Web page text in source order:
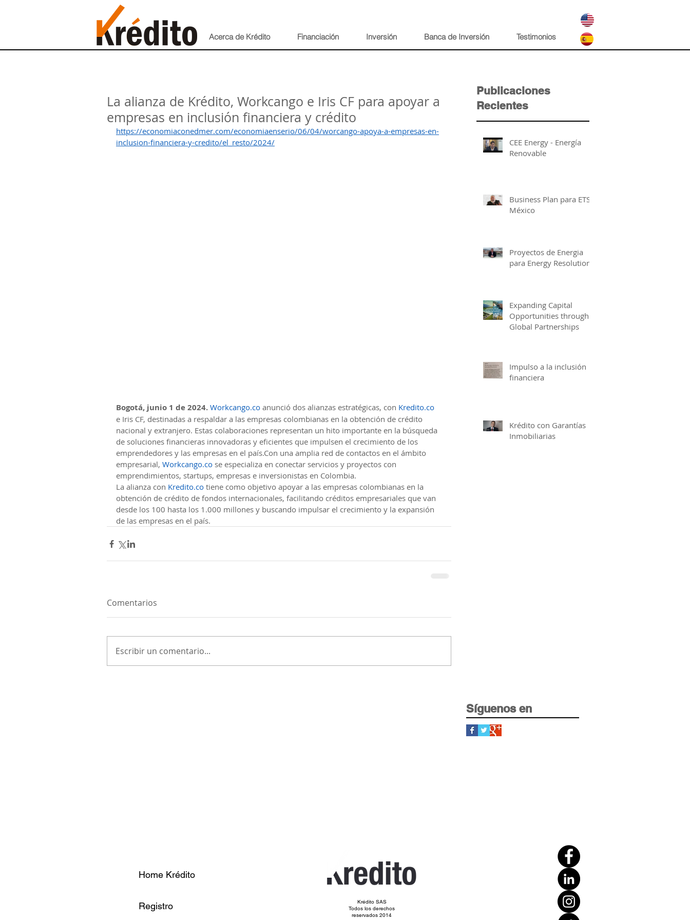
Acerca de Krédito Financiación Inversión Banca de Inversión Testimonios
La alianza de Krédito, Workcango e Iris CF para apoyar a
empresas en inclusión financiera y crédito
https://economiaconedmer.com/economiaenserio/06/04/worcango-apoya-a-empresas-en-
inclusion-financiera-y-credito/el_resto/2024/
Bogotá, junio 1 de 2024. Workcango.co anunció dos alianzas estratégicas, con Kredito.co
e Iris CF, destinadas a respaldar a las empresas colombianas en la obtención de crédito
nacional y extranjero. Estas colaboraciones representan un hito importante en la búsqueda
de soluciones financieras innovadoras y eficientes que impulsen el crecimiento de los
emprendedores y las empresas en el país.Con una amplia red de contactos en el ámbito
empresarial, Workcango.co se especializa en conectar servicios y proyectos con
emprendimientos, startups, empresas e inversionistas en Colombia.
La alianza con Kredito.co tiene como objetivo apoyar a las empresas colombianas en la
obtención de crédito de fondos internacionales, facilitando créditos empresariales que van
desde los 100 hasta los 1.000 millones y buscando impulsar el crecimiento y la expansión
de las empresas en el país.
Comentarios
Escribir un comentario...
Publicaciones
Recientes
CEE Energy - Energía
Renovable
Business Plan para ETSA
México
Proyectos de Energia
para Energy Resolutions
Expanding Capital
Opportunities through
Global Partnerships
Impulso a la inclusión
financiera
Krédito con Garantías
Inmobiliarias
Síguenos en
Home Krédito
Registro
Krédito SAS
Todos los derechos
reservados 2014